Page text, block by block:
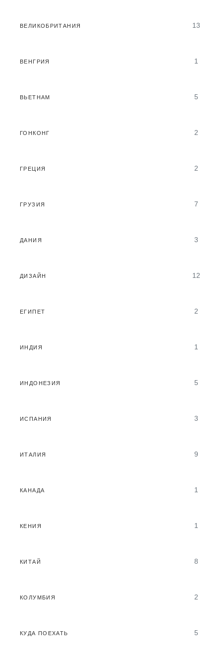
ВЕЛИКОБРИТАНИЯ 13
ВЕНГРИЯ 1
ВЬЕТНАМ 5
ГОНКОНГ 2
ГРЕЦИЯ 2
ГРУЗИЯ 7
ДАНИЯ 3
ДИЗАЙН 12
ЕГИПЕТ 2
ИНДИЯ 1
ИНДОНЕЗИЯ 5
ИСПАНИЯ 3
ИТАЛИЯ 9
КАНАДА 1
КЕНИЯ 1
КИТАЙ 8
КОЛУМБИЯ 2
КУДА ПОЕХАТЬ 5